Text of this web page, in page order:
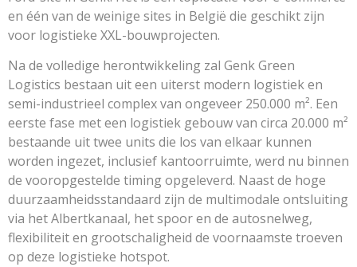
en één van de weinige sites in België die geschikt zijn
voor logistieke XXL-bouwprojecten.
Na de volledige herontwikkeling zal Genk Green
Logistics bestaan uit een uiterst modern logistiek en
semi-industrieel complex van ongeveer 250.000 m². Een
eerste fase met een logistiek gebouw van circa 20.000 m²
bestaande uit twee units die los van elkaar kunnen
worden ingezet, inclusief kantoorruimte, werd nu binnen
de vooropgestelde timing opgeleverd. Naast de hoge
duurzaamheidsstandaard zijn de multimodale ontsluiting
via het Albertkanaal, het spoor en de autosnelweg,
flexibiliteit en grootschaligheid de voornaamste troeven
op deze logistieke hotspot.